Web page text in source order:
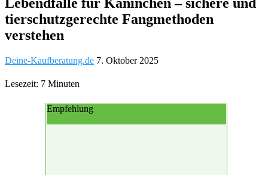
tierschutzgerechte Fangmethoden
verstehen
Deine-Kaufberatung.de 7. Oktober 2025
Lesezeit: 7 Minuten
Empfehlung